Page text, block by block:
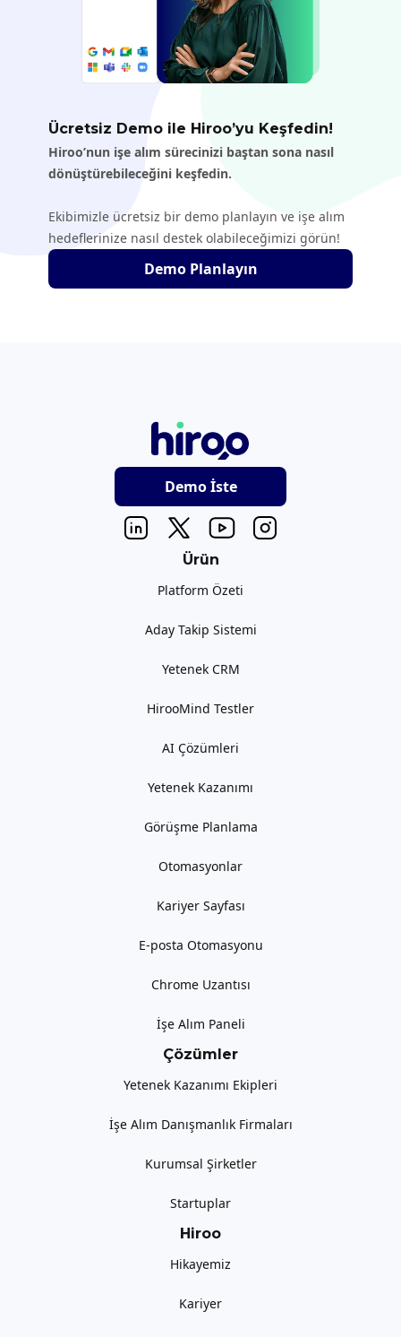
Ücretsiz Demo ile Hiroo’yu Keşfedin!
Hiroo’nun işe alım sürecinizi baştan sona nasıl
dönüştürebileceğini keşfedin.
Ekibimizle ücretsiz bir demo planlayın ve işe alım
hedeflerinize nasıl destek olabileceğimizi görün!
Demo Planlayın
Demo İste
Ürün
Platform Özeti
Aday Takip Sistemi
Yetenek CRM
HirooMind Testler
AI Çözümleri
Yetenek Kazanımı
Görüşme Planlama
Otomasyonlar
Kariyer Sayfası
E-posta Otomasyonu
Chrome Uzantısı
İşe Alım Paneli
Çözümler
Yetenek Kazanımı Ekipleri
İşe Alım Danışmanlık Firmaları
Kurumsal Şirketler
Startuplar
Hiroo
Hikayemiz
Kariyer